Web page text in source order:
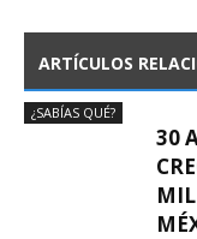
ARTÍCULOS
¿SABÍAS QUÉ?
30